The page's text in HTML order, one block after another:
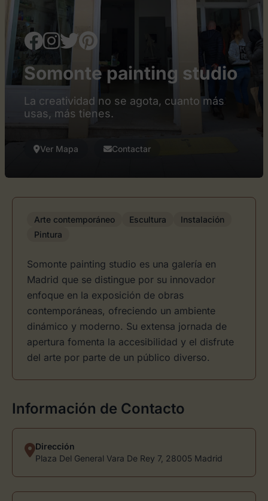
Somonte painting studio
La creatividad no se agota, cuanto más
usas, más tienes.
Ver Mapa Contactar
Arte contemporáneo Escultura
Instalación
Pintura
Somonte painting studio es una galería en
Madrid que se distingue por su innovador
enfoque en la exposición de obras
contemporáneas, ofreciendo un ambiente
dinámico y moderno. Su extensa jornada de
apertura fomenta la accesibilidad y el disfrute
del arte por parte de un público diverso.
Información de Contacto
Dirección
Plaza Del General Vara De Rey 7, 28005 Madrid